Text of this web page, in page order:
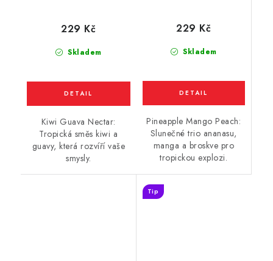
Skladem
229 Kč
Kiwi Guava Nectar:
Tropická směs kiwi a
guavy, která rozvíří vaše
smysly.
Skladem
229 Kč
Pineapple Mango Peach:
Slunečné trio ananasu,
manga a broskve pro
tropickou explozi.
Tip